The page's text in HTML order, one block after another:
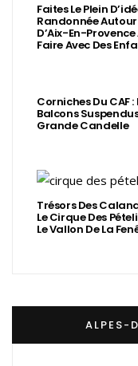
Faites Le Plein
Randonnée Autour
D’Aix-En-Provence
Faire Avec Des
Corniches Du CAF :
Balcons
Grande Candelle
Trésors Des
Le Cirque Des
Le Vallon De La
ALPES-